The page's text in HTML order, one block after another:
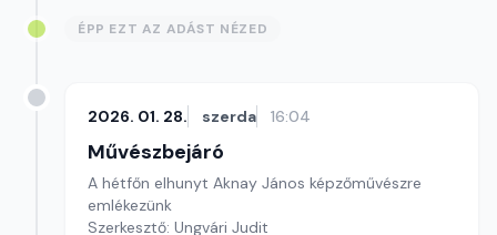
ÉPP EZT AZ ADÁST NÉZED
2026. 01. 28. szerda 16:04
Művészbejáró
A hétfőn elhunyt Aknay János képzőművészre
emlékezünk
Szerkesztő: Ungvári Judit